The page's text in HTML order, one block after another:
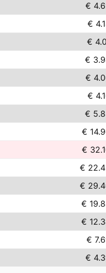
€
€
€
€
€
€
€
€
€
€
€
€
€
€
€